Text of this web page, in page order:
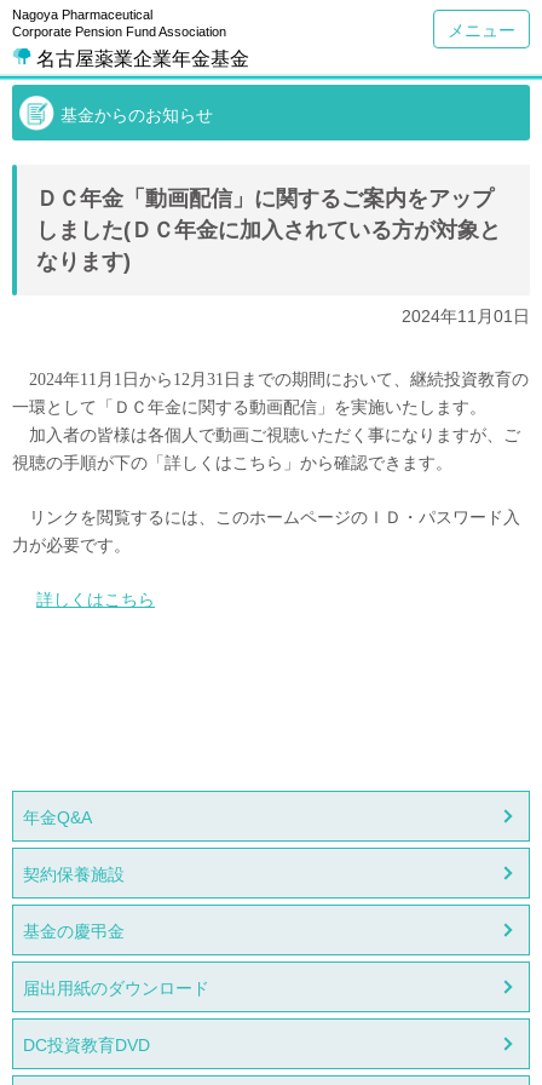
Nagoya Pharmaceutical
Corporate Pension Fund Association
名古屋薬業企業年金基金
メニュー
基金からのお知らせ
ＤＣ年金「動画配信」に関するご案内をアップ
しました(ＤＣ年金に加入されている方が対象と
なります)
2024年11月01日
2024年11 月 1 日から 12月 31 日までの期間において、継続投資教育の
一環として「ＤＣ年金に関する動画配信」を実施いたします。
加入者の皆様は各個人で動画ご視聴いただく事になりますが、ご
視聴の手順が下の「詳しくはこちら」から確認できます。
リンクを閲覧するには、このホームページのＩＤ・パスワード入
力が必要です。
詳しくはこちら
年金Q&A
契約保養施設
基金の慶弔金
届出用紙のダウンロード
DC投資教育DVD